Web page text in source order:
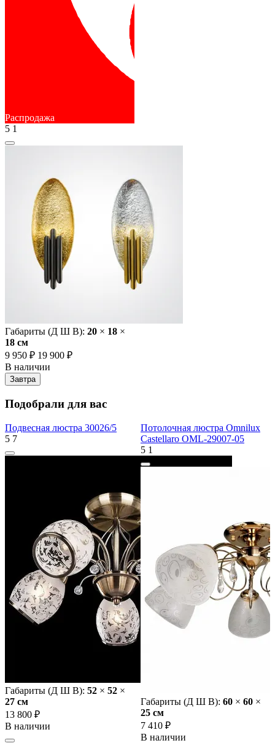
Распродажа
5 1
Габариты (Д Ш В): 20 × 18 ×
18 cм
9 950 ₽ 19 900 ₽
В наличии
Завтра
Подобрали для вас
Подвесная люстра 30026/5
5 7
Габариты (Д Ш В): 52 × 52 ×
27 cм
13 800 ₽
В наличии
Потолочная люстра Omnilux
Castellaro OML-29007-05
5 1
Габариты (Д Ш В): 60 × 60 ×
25 cм
7 410 ₽
В наличии